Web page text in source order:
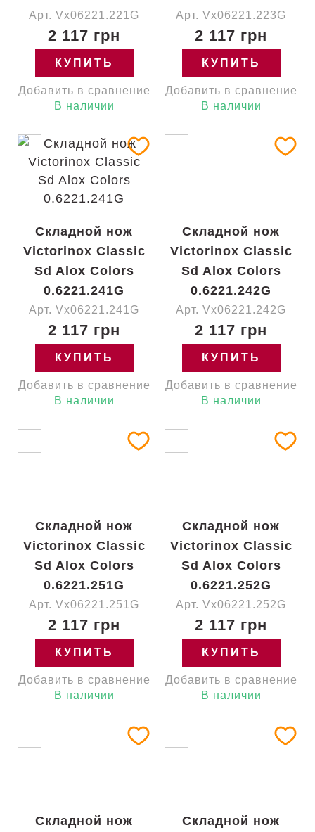
Арт. Vx06221.221G
2 117 грн
КУПИТЬ
Добавить в сравнение
В наличии
Арт. Vx06221.223G
2 117 грн
КУПИТЬ
Добавить в сравнение
В наличии
Складной нож
Victorinox Classic
Sd Alox Colors
0.6221.241G
Арт. Vx06221.241G
2 117 грн
КУПИТЬ
Добавить в сравнение
В наличии
Складной нож
Victorinox Classic
Sd Alox Colors
0.6221.242G
Арт. Vx06221.242G
2 117 грн
КУПИТЬ
Добавить в сравнение
В наличии
Складной нож
Victorinox Classic
Sd Alox Colors
0.6221.251G
Арт. Vx06221.251G
2 117 грн
КУПИТЬ
Добавить в сравнение
В наличии
Складной нож
Victorinox Classic
Sd Alox Colors
0.6221.252G
Арт. Vx06221.252G
2 117 грн
КУПИТЬ
Добавить в сравнение
В наличии
Складной нож
Складной нож